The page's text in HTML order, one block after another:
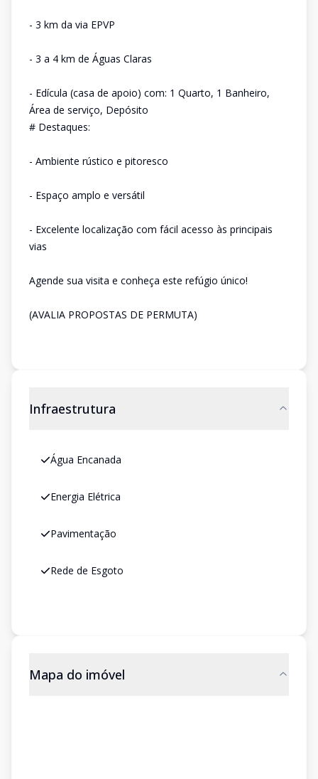
- 3 km da via EPVP
- 3 a 4 km de Águas Claras
- Edícula (casa de apoio) com: 1 Quarto, 1 Banheiro,
Área de serviço, Depósito
# Destaques:
- Ambiente rústico e pitoresco
- Espaço amplo e versátil
- Excelente localização com fácil acesso às principais
vias
Agende sua visita e conheça este refúgio único!
(AVALIA PROPOSTAS DE PERMUTA)
Infraestrutura
Água Encanada
Energia Elétrica
Pavimentação
Rede de Esgoto
Mapa do imóvel